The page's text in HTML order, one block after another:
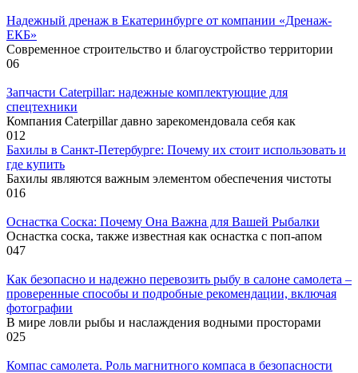
Надежный дренаж в Екатеринбурге от компании «Дренаж-
ЕКБ»
Современное строительство и благоустройство территории
06
Запчасти Caterpillar: надежные комплектующие для
спецтехники
Компания Caterpillar давно зарекомендовала себя как
012
Бахилы в Санкт-Петербурге: Почему их стоит использовать и
где купить
Бахилы являются важным элементом обеспечения чистоты
016
Оснастка Соска: Почему Она Важна для Вашей Рыбалки
Оснастка соска, также известная как оснастка с поп-апом
047
Как безопасно и надежно перевозить рыбу в салоне самолета –
проверенные способы и подробные рекомендации, включая
фотографии
В мире ловли рыбы и наслаждения водными просторами
025
Компас самолета. Роль магнитного компаса в безопасности